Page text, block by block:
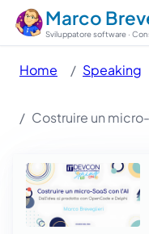
Marco
Sviluppatore software ·
Home Speaking
Costruire un